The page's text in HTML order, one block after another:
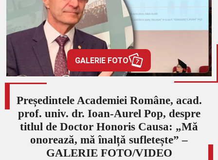
GALERIE FOTO 7
Președintele Academiei Române, acad.
prof. univ. dr. Ioan-Aurel Pop, despre
titlul de Doctor Honoris Causa: „Mă
onorează, mă înalță sufletește” –
GALERIE FOTO/VIDEO